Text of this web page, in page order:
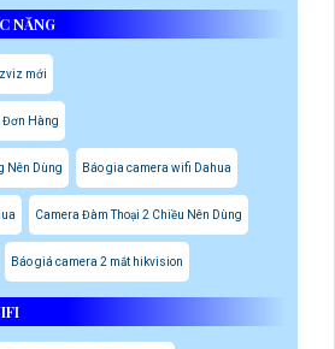
NĂNG
mới
Đơn Hàng
Nên Dùng Báo gia camera wifi Dahua
Camera Đàm Thoại 2 Chiều Nên Dùng
Báo giá camera 2 mắt hikvision